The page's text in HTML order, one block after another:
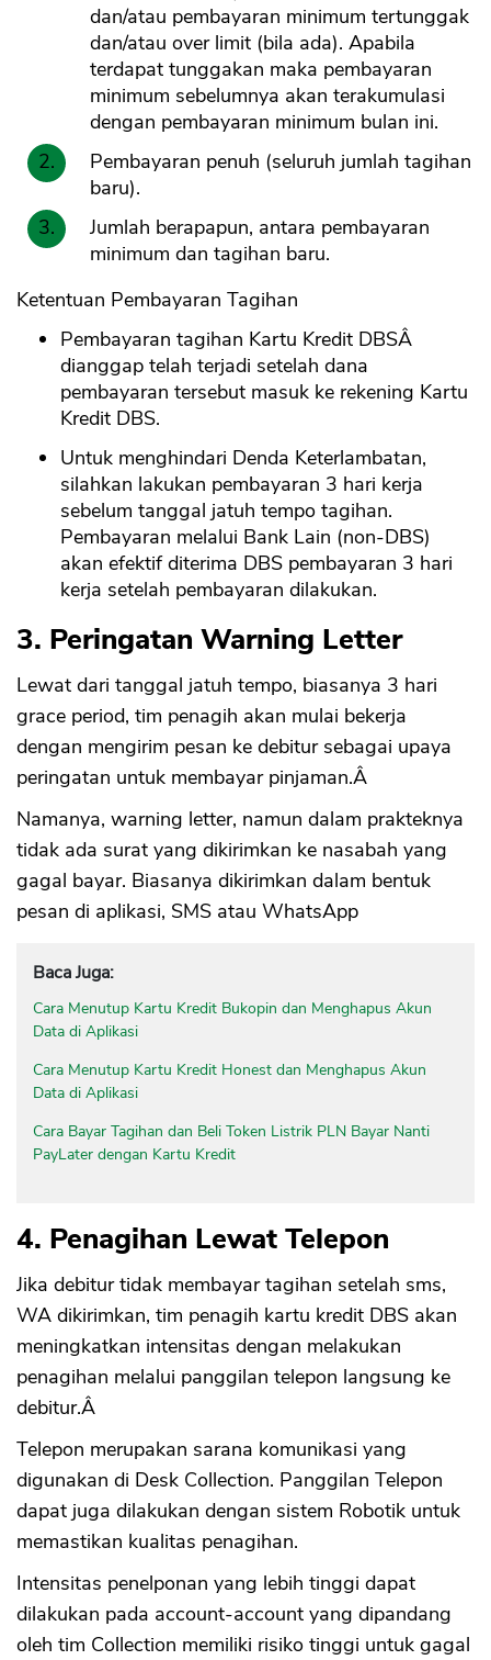
dan/atau pembayaran minimum tertunggak
dan/atau over limit (bila ada). Apabila
terdapat tunggakan maka pembayaran
minimum sebelumnya akan terakumulasi
dengan pembayaran minimum bulan ini.
Pembayaran penuh (seluruh jumlah tagihan
baru).
Jumlah berapapun, antara pembayaran
minimum dan tagihan baru.
Ketentuan Pembayaran Tagihan
Pembayaran tagihan Kartu Kredit DBSÂ
dianggap telah terjadi setelah dana
pembayaran tersebut masuk ke rekening Kartu
Kredit DBS.
Untuk menghindari Denda Keterlambatan,
silahkan lakukan pembayaran 3 hari kerja
sebelum tanggal jatuh tempo tagihan.
Pembayaran melalui Bank Lain (non-DBS)
akan efektif diterima DBS pembayaran 3 hari
kerja setelah pembayaran dilakukan.
3. Peringatan Warning Letter
Lewat dari tanggal jatuh tempo, biasanya 3 hari
grace period, tim penagih akan mulai bekerja
dengan mengirim pesan ke debitur sebagai upaya
peringatan untuk membayar pinjaman.Â
Namanya, warning letter, namun dalam prakteknya
tidak ada surat yang dikirimkan ke nasabah yang
gagal bayar. Biasanya dikirimkan dalam bentuk
pesan di aplikasi, SMS atau WhatsApp
Baca Juga:
Cara Menutup Kartu Kredit Bukopin dan Menghapus Akun
Data di Aplikasi
Cara Menutup Kartu Kredit Honest dan Menghapus Akun
Data di Aplikasi
Cara Bayar Tagihan dan Beli Token Listrik PLN Bayar Nanti
PayLater dengan Kartu Kredit
4. Penagihan Lewat Telepon
Jika debitur tidak membayar tagihan setelah sms,
WA dikirimkan, tim penagih kartu kredit DBS akan
meningkatkan intensitas dengan melakukan
penagihan melalui panggilan telepon langsung ke
debitur.Â
Telepon merupakan sarana komunikasi yang
digunakan di Desk Collection. Panggilan Telepon
dapat juga dilakukan dengan sistem Robotik untuk
memastikan kualitas penagihan.
Intensitas penelponan yang lebih tinggi dapat
dilakukan pada account-account yang dipandang
oleh tim Collection memiliki risiko tinggi untuk gagal